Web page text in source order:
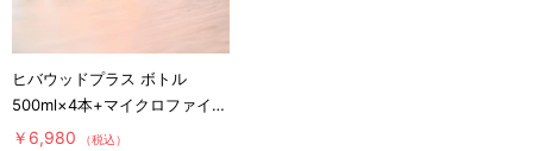
ヒバウッドプラス ボトル
500ml×4本+マイクロファイバ
ークロス×2枚／防虫スプレー
￥6,980 （税込）